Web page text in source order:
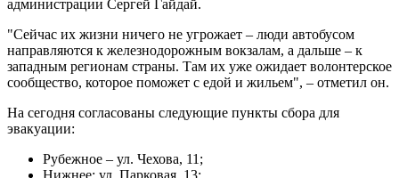
администрации Сергей Гайдай.
"Cейчас их жизни ничего не угрожает – люди автобусом
направляются к железнодорожным вокзалам, а дальше – к
западным регионам страны. Там их уже ожидает волонтерское
сообщество, которое поможет с едой и жильем", – отметил он.
На сегодня согласованы следующие пункты сбора для
эвакуации:
Рубежное – ул. Чехова, 11;
Нижнее: ул. Парковая, 13;